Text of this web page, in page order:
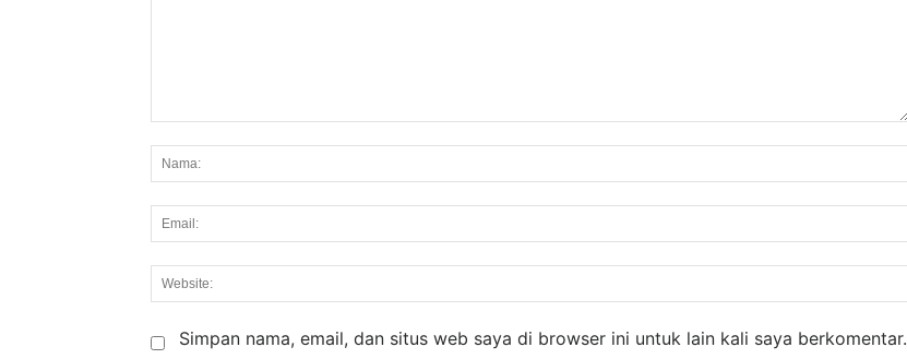
Simpan nama, email, dan situs web saya di browser ini untuk lain kali saya berkomentar.